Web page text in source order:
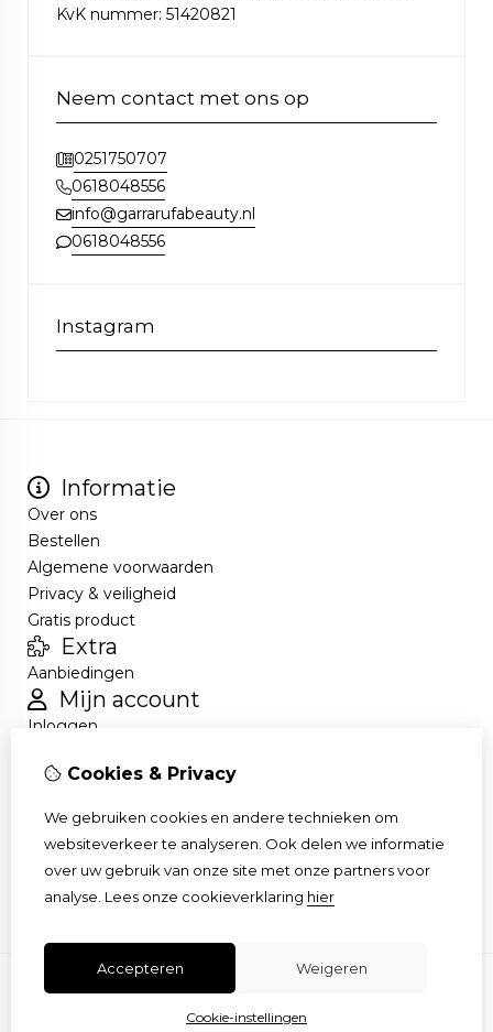
KvK nummer: 51420821
Neem contact met ons op
0251750707
0618048556
info@garrarufabeauty.nl
0618048556
Instagram
Informatie
Over ons
Bestellen
Algemene voorwaarden
Privacy & veiligheid
Gratis product
Extra
Aanbiedingen
Mijn account
Inloggen
Nieuwsbrief
Klantenservice
Contact
Cookies & Privacy
We gebruiken cookies en andere technieken om
websiteverkeer te analyseren. Ook delen we informatie
over uw gebruik van onze site met onze partners voor
analyse. Lees onze cookieverklaring hier
Accepteren Weigeren
Cookie-instellingen